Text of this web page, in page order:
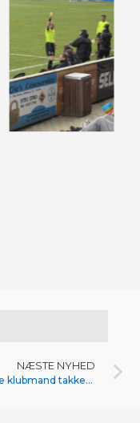
NÆSTE NYHED
En ægte klubmand takker af